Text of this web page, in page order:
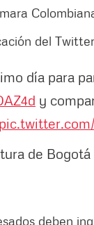
del
día para
y
de
deben